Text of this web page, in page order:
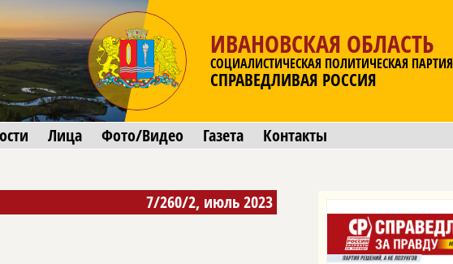
ИВАНОВСКАЯ ОБЛАСТЬ
СОЦИАЛИСТИЧЕСКАЯ ПОЛИТИЧЕСКАЯ ПАРТИЯ
СПРАВЕДЛИВАЯ РОССИЯ
Лица Фото/Видео Газета Контакты
7/260/2, июль 2023